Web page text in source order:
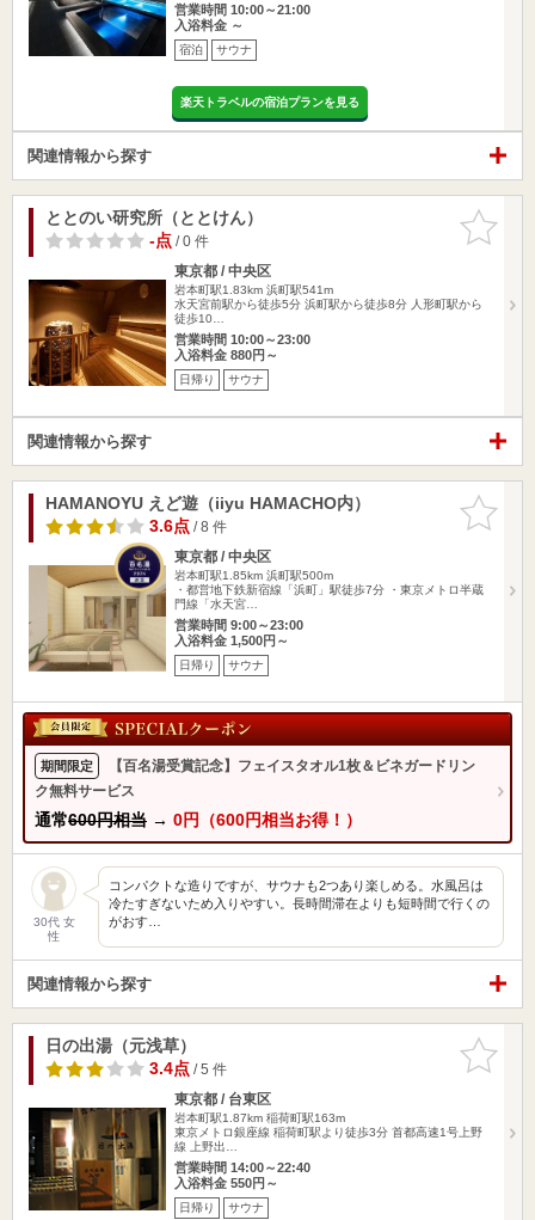
営業時間 10:00～21:00
入浴料金 ～
宿泊 サウナ
楽天トラベルの宿泊プランを見る
関連情報から探す
お気に入
りに追加
ととのい研究所（ととけん）
-点/ 0 件
東京都 / 中央区
岩本町駅1.83km 浜町駅541m
水天宮前駅から徒歩5分 浜町駅から徒歩8分 人形町駅から
徒歩10…
営業時間 10:00～23:00
入浴料金 880円～
日帰り サウナ
関連情報から探す
お気に入
りに追加
HAMANOYU えど遊（iiyu HAMACHO内）
3.6点/ 8 件
東京都 / 中央区
岩本町駅1.85km 浜町駅500m
・都営地下鉄新宿線「浜町」駅徒歩7分 ・東京メトロ半蔵
門線「水天宮…
営業時間 9:00～23:00
入浴料金 1,500円～
日帰り サウナ
期間限定
【百名湯受賞記念】フェイスタオル1枚＆ビネガードリン
ク無料サービス
通常600円相当 → 0円（600円相当お得！）
30代 女
性
コンパクトな造りですが、サウナも2つあり楽しめる。水風呂は
冷たすぎないため入りやすい。長時間滞在よりも短時間で行くの
がおす…
関連情報から探す
お気に入
りに追加
日の出湯（元浅草）
3.4点/ 5 件
東京都 / 台東区
岩本町駅1.87km 稲荷町駅163m
東京メトロ銀座線 稲荷町駅より徒歩3分 首都高速1号上野
線 上野出…
営業時間 14:00～22:40
入浴料金 550円～
日帰り サウナ